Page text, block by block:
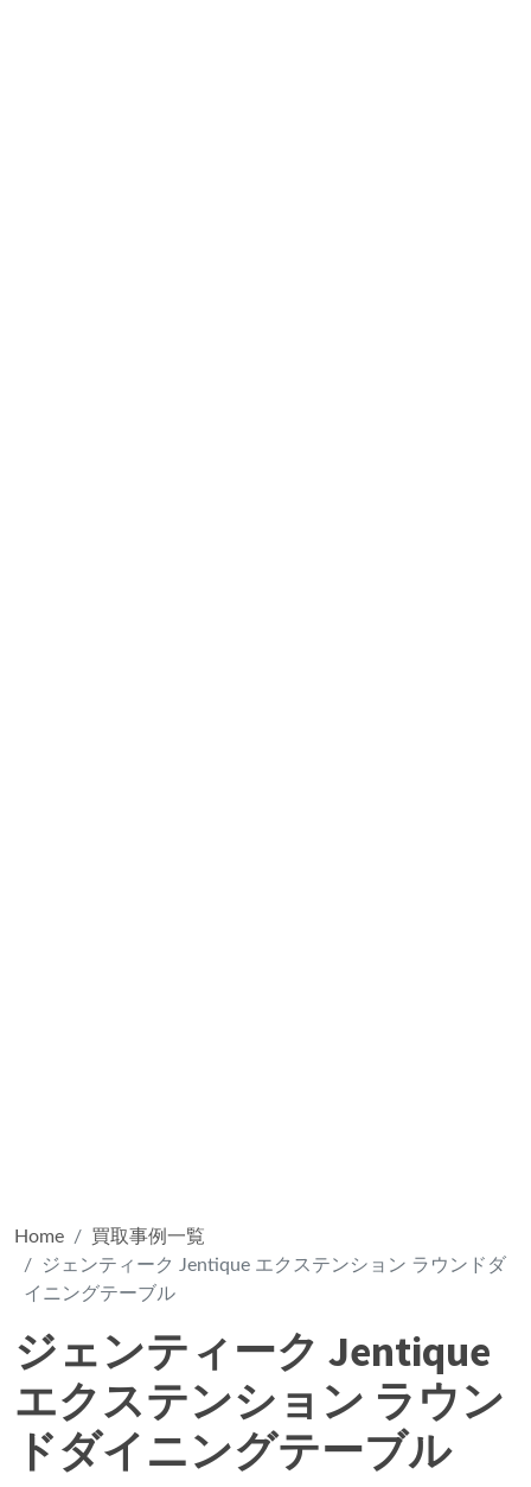
Home
買取事例一覧
ジェンティーク Jentique エクステンション ラウンドダ
イニングテーブル
ジェンティーク Jentique
エクステンション ラウン
ドダイニングテーブル